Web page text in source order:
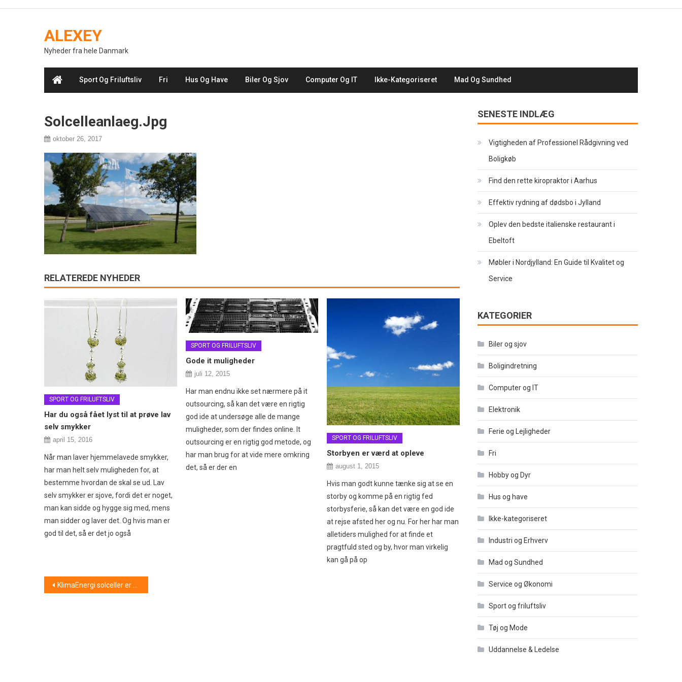
ALEXEY
Nyheder fra hele Danmark
Sport Og Friluftsliv Fri Hus Og Have Biler Og Sjov Computer Og IT Ikke-Kategoriseret Mad Og Sundhed
Solcelleanlaeg.jpg
oktober 26, 2017
RELATEREDE NYHEDER
SPORT OG FRILUFTSLIV
Har du også fået lyst til at prøve lav
selv smykker
april 15, 2016
Når man laver hjemmelavede smykker,
har man helt selv muligheden for, at
bestemme hvordan de skal se ud. Lav
selv smykker er sjove, fordi det er noget,
man kan sidde og hygge sig med, mens
man sidder og laver det. Og hvis man er
god til det, så er det jo også
SPORT OG FRILUFTSLIV
Gode it muligheder
juli 12, 2015
Har man endnu ikke set nærmere på it
outsourcing, så kan det være en rigtig
god ide at undersøge alle de mange
muligheder, som der findes online. It
outsourcing er en rigtig god metode, og
har man brug for at vide mere omkring
det, så er der en
SPORT OG FRILUFTSLIV
Storbyen er værd at opleve
august 1, 2015
Hvis man godt kunne tænke sig at se en
storby og komme på en rigtig fed
storbysferie, så kan det være en god ide
at rejse afsted her og nu. For her har man
alletiders mulighed for at finde et
pragtfuld sted og by, hvor man virkelig
kan gå på op
Indlægsnavigation
KlimaEnergi solceller er grøn energi
SENESTE INDLÆG
Vigtigheden af Professionel Rådgivning ved
Boligkøb
Find den rette kiropraktor i Aarhus
Effektiv rydning af dødsbo i Jylland
Oplev den bedste italienske restaurant i
Ebeltoft
Møbler i Nordjylland: En Guide til Kvalitet og
Service
KATEGORIER
Biler og sjov
Boligindretning
Computer og IT
Elektronik
Ferie og Lejligheder
Fri
Hobby og Dyr
Hus og have
Ikke-kategoriseret
Industri og Erhverv
Mad og Sundhed
Service og Økonomi
Sport og friluftsliv
Tøj og Mode
Uddannelse & Ledelse